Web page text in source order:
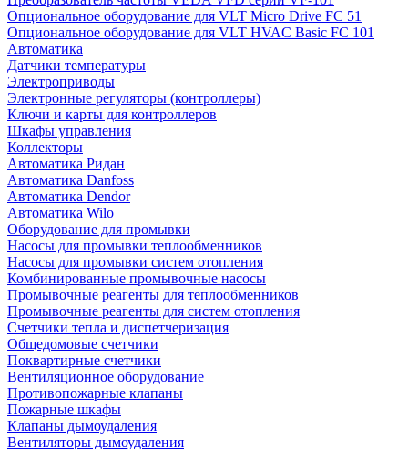
Опциональное оборудование для VLT Micro Drive FC 51
Опциональное оборудование для VLT HVAC Basic FC 101
Автоматика
Датчики температуры
Электроприводы
Электронные регуляторы (контроллеры)
Ключи и карты для контроллеров
Шкафы управления
Коллекторы
Автоматика Ридан
Автоматика Danfoss
Автоматика Dendor
Автоматика Wilo
Оборудование для промывки
Насосы для промывки теплообменников
Насосы для промывки систем отопления
Комбинированные промывочные насосы
Промывочные реагенты для теплообменников
Промывочные реагенты для систем отопления
Счетчики тепла и диспетчеризация
Общедомовые счетчики
Поквартирные счетчики
Вентиляционное оборудование
Противопожарные клапаны
Пожарные шкафы
Клапаны дымоудаления
Вентиляторы дымоудаления